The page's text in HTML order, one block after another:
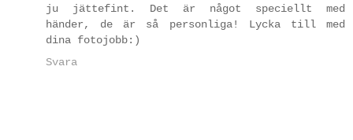
ju jättefint. Det är något speciellt med
händer, de är så personliga! Lycka till med
dina fotojobb:)
Svara